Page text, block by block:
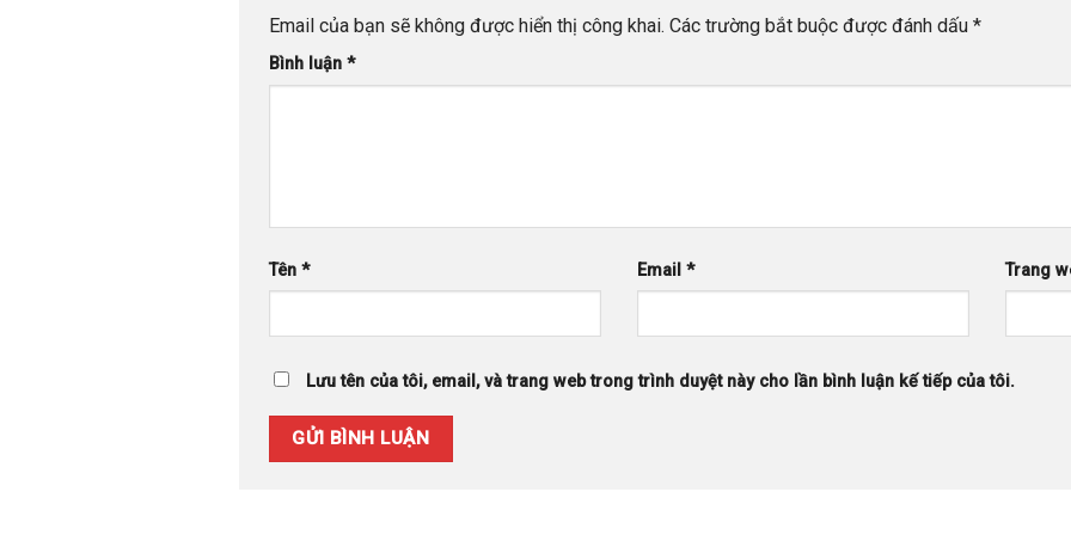
Email của bạn sẽ không được hiển thị công khai. Các trường bắt buộc được đánh dấu *
Bình luận *
Tên * Email * Trang
Lưu tên của tôi, email, và trang web trong trình duyệt này cho lần bình luận kế tiếp của tôi.